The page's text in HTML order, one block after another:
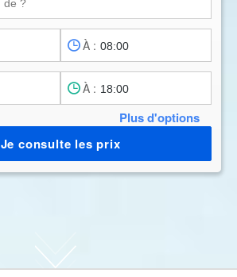
À :
À :
Plus d'options
Je consulte les prix